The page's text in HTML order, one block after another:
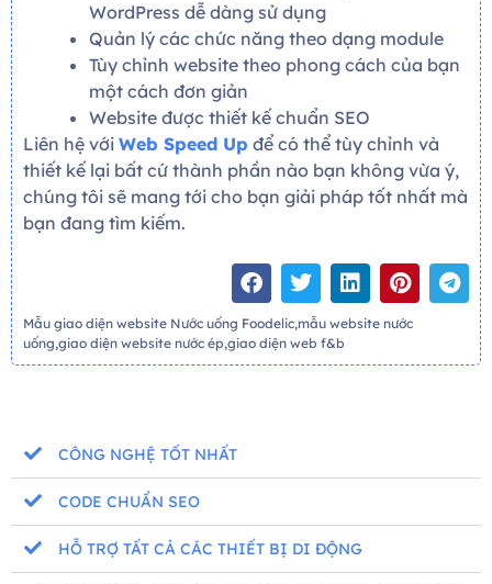
WordPress dễ dàng sử dụng
Quản lý các chức năng theo dạng module
Tùy chỉnh website theo phong cách của bạn
một cách đơn giản
Website được thiết kế chuẩn SEO
Liên hệ với Web Speed Up để có thể tùy chỉnh và
thiết kế lại bất cứ thành phần nào bạn không vừa ý,
chúng tôi sẽ mang tới cho bạn giải pháp tốt nhất mà
bạn đang tìm kiếm.
Mẫu giao diện website Nước uống Foodelic,mẫu website nước
uống,giao diện website nước ép,giao diện web f&b
CÔNG NGHỆ TỐT NHẤT
CODE CHUẨN SEO
HỖ TRỢ TẤT CẢ CÁC THIẾT BỊ DI ĐỘNG